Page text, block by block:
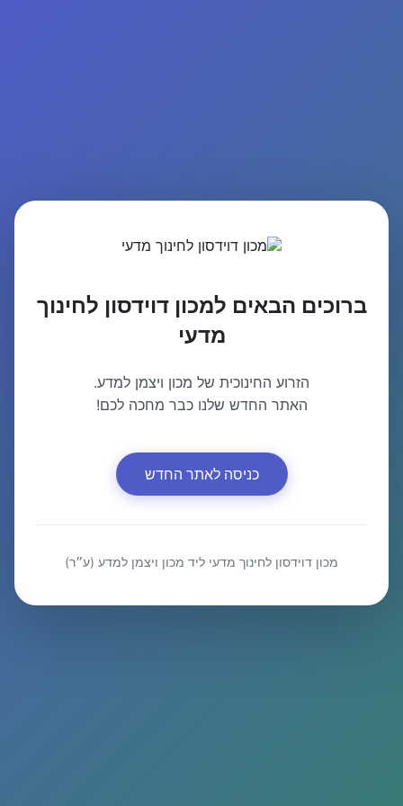
ברוכים הבאים למכון דוידסון לחינוך
מדעי
הזרוע החינוכית של מכון ויצמן למדע.
האתר החדש שלנו כבר מחכה לכם!
כניסה לאתר החדש
מכון דוידסון לחינוך מדעי ליד מכון ויצמן למדע (ע״ר)